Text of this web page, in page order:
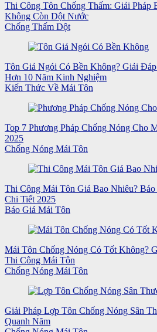
Thi Công Tôn Chống Thấm: Giải Pháp
Không Còn Dột Nước
Chống Thấm Dột
Tôn Giả Ngói Có Bền Không? Giải
Hơn 10 Năm Kinh Nghiệm
Kiến Thức Về Mái Tôn
Top 7 Phương Pháp Chống Nóng Cho
2025
Chống Nóng Mái Tôn
Thi Công Mái Tôn Giá Bao Nhiêu?
Chi Tiết 2025
Báo Giá Mái Tôn
Mái Tôn Chống Nóng Có Tốt Không?
Thi Công Mái Tôn
Chống Nóng Mái Tôn
Giải Pháp Lợp Tôn Chống Nóng Sân
Quanh Năm